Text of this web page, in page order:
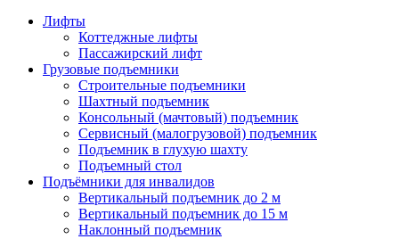
Лифты
Коттеджные лифты
Пассажирский лифт
Грузовые подъемники
Строительные подъемники
Шахтный подъемник
Консольный (мачтовый) подъемник
Сервисный (малогрузовой) подъемник
Подъемник в глухую шахту
Подъемный стол
Подъёмники для инвалидов
Вертикальный подъемник до 2 м
Вертикальный подъемник до 15 м
Наклонный подъемник